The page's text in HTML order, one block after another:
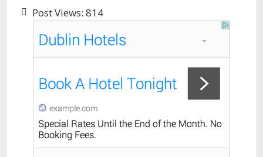
Post Views: 814